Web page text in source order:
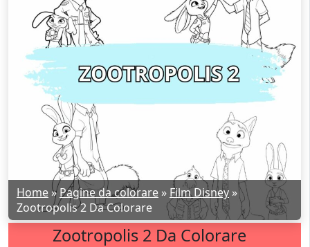
Home »Pagine da colorare » Film Disney »
Zootropolis 2 Da Colorare
Zootropolis 2 Da Colorare